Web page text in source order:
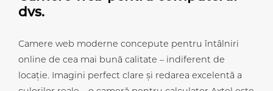
dvs.
Camere web moderne concepute pentru întâlniri
online de cea mai bună calitate – indiferent de
locație. Imagini perfect clare și redarea excelentă a